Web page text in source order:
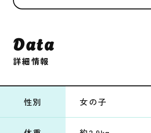
Data
詳細情報
性別 女の子